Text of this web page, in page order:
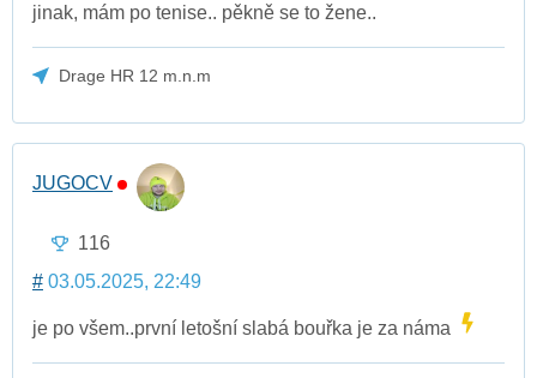
jinak, mám po tenise.. pěkně se to žene..
Drage HR 12 m.n.m
JUGOCV
116
# 03.05.2025, 22:49
je po všem..první letošní slabá bouřka je za náma